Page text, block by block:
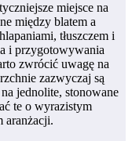
miejsce na
między blatem a
tłuszczem i
i przygotowywania
zwrócić uwagę na
zazwyczaj są
jednolite, stonowane
te o wyrazistym
aranżacji.